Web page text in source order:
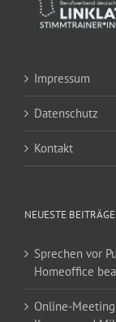
Impressum
Datenschutz
Kontakt
NEUESTE BEITRÄGE
Sprechen vor
Homeoffice
Online-